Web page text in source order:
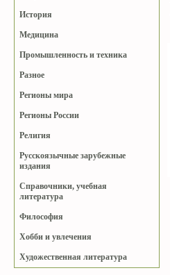
История
Медицина
Промышленность и техника
Разное
Регионы мира
Регионы России
Религия
Русскоязычные зарубежные
издания
Справочники, учебная
литература
Философия
Хобби и увлечения
Художественная литература